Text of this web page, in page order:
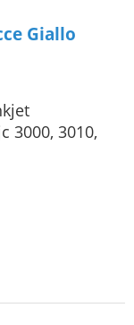
Giallo
3000, 3010,